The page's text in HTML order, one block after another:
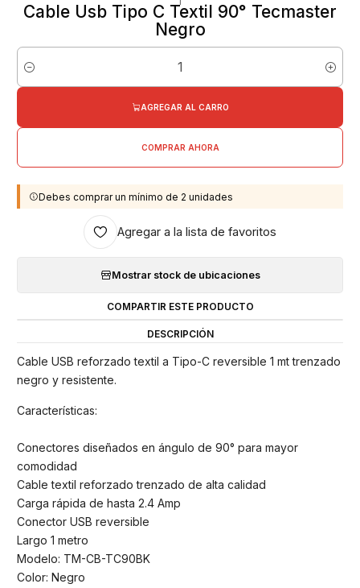
Cable Usb Tipo C Textil 90° Tecmaster
Negro
Cantidad
AGREGAR AL CARRO
COMPRAR AHORA
Debes comprar un mínimo de 2 unidades
Agregar a la lista de favoritos
Mostrar stock de ubicaciones
COMPARTIR ESTE PRODUCTO
DESCRIPCIÓN
Cable USB reforzado textil a Tipo-C reversible 1 mt trenzado
negro y resistente.
Características:
Conectores diseñados en ángulo de 90° para mayor
comodidad
Cable textil reforzado trenzado de alta calidad
Carga rápida de hasta 2.4 Amp
Conector USB reversible
Largo 1 metro
Modelo: TM-CB-TC90BK
Color: Negro